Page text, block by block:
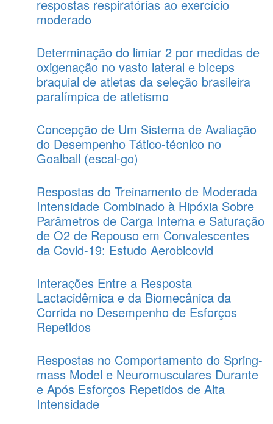
respostas respiratórias ao exercício
moderado
Determinação do limiar 2 por medidas de
oxigenação no vasto lateral e bíceps
braquial de atletas da seleção brasileira
paralímpica de atletismo
Concepção de Um Sistema de Avaliação
do Desempenho Tático-técnico no
Goalball (escal-go)
Respostas do Treinamento de Moderada
Intensidade Combinado à Hipóxia Sobre
Parâmetros de Carga Interna e Saturação
de O2 de Repouso em Convalescentes
da Covid-19: Estudo Aerobicovid
Interações Entre a Resposta
Lactacidêmica e da Biomecânica da
Corrida no Desempenho de Esforços
Repetidos
Respostas no Comportamento do Spring-
mass Model e Neuromusculares Durante
e Após Esforços Repetidos de Alta
Intensidade